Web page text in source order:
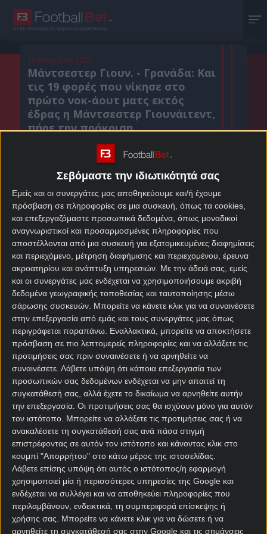
Σεβόμαστε την ιδιωτικότητά σας
Εμείς και οι συνεργάτες μας αποθηκεύουμε και/ή έχουμε
πρόσβαση σε πληροφορίες σε μια συσκευή, όπως τα cookies,
και επεξεργαζόμαστε προσωπικά δεδομένα, όπως μοναδικοί
αναγνωριστικοί και προσαρμοσμένες πληροφορίες που
αποστέλλονται από μια συσκευή για εξατομικευμένες διαφημίσεις
και περιεχόμενο, μέτρηση διαφήμισης και περιεχομένου, έρευνα
ακροατηρίου και ανάπτυξη υπηρεσιών. Με την άδειά σας, εμείς
και οι συνεργάτες μας ενδέχεται να χρησιμοποιήσουμε ακριβή
δεδομένα γεωγραφικής τοποθεσίας και ταυτοποίησης μέσω
σάρωσης συσκευών. Μπορείτε να κάνετε κλικ για να συναινέσετε
στην επεξεργασία από εμάς και τους συνεργάτες μας όπως
περιγράφεται παραπάνω. Εναλλακτικά, μπορείτε να αποκτήσετε
πρόσβαση σε πιο λεπτομερείς πληροφορίες και να αλλάξετε τις
προτιμήσεις σας πριν συναινέσετε ή να αρνηθείτε να
συναινέσετε. Λάβετε υπόψη ότι κάποια επεξεργασία των
προσωπικών σας δεδομένων ενδέχεται να μην απαιτεί τη
συγκατάθεσή σας, αλλά έχετε το δικαίωμα να αρνηθείτε αυτήν
την επεξεργασία. Οι προτιμήσεις σας θα ισχύουν μόνο για αυτόν
τον ιστότοπο. Μπορείτε να αλλάξετε τις προτιμήσεις σας ή να
ανακαλέσετε τη συγκατάθεσή σας ανά πάσα στιγμή
επιστρέφοντας σε αυτόν τον ιστότοπο και κάνοντας κλικ στο
κουμπί "Απορρήτου" στο κάτω μέρος της ιστοσελίδας.
Λάβετε επίσης υπόψη ότι αυτός ο ιστότοπος/η εφαρμογή
χρησιμοποιεί μία ή περισσότερες υπηρεσίες της Google και
ενδέχεται να συλλέγει και να αποθηκεύει πληροφορίες που
περιλαμβάνουν, ενδεικτικά, τη συμπεριφορά επίσκεψης ή
χρήσης σας. Μπορείτε να κάνετε κλικ για να δώσετε ή να
αρνηθείτε τη συγκατάθεσή σας στην Google και τις σημάνσεις
Με την υπογραφή του Χρήστου Σωτηρακόπουλου
15 Απριλίου 2021
Μάντσεστερ Γιουν. - Γρανάδα: Και
τις 19 φορές που νίκησε στο
πρώτο νοκ-άουτ ματς εκτός
έδρας η Μάντσεστερ Γιουνάιτεντ,
πήρε την πρόκριση.
Κοιν. :
Πρόσθεσε το Footballbet.gr στην Google
ΣΤΟΙΧΗΜΑΤΙΚΕΣ ΠΡΟΣΦΟΡΕΣ *
Αρχική Σελίδα
Χρήστος Σωτηρακόπουλος
Προγνωστικά
Βαθμολογίες - Στατιστικά
Κουπόνι
Πρόγραμμα TV
Προσφορές*